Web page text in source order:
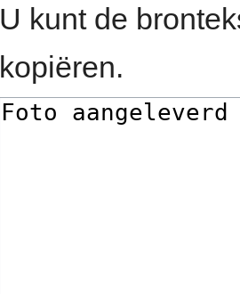
U kunt de
kopiëren.